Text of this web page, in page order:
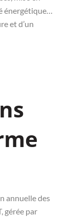
énergétique…
et d’un
annuelle des
gérée par